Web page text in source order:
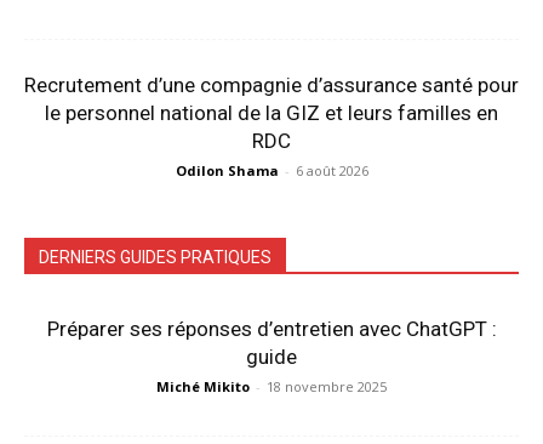
Recrutement d’une compagnie d’assurance santé pour
le personnel national de la GIZ et leurs familles en
RDC
Odilon Shama - 6 août 2026
DERNIERS GUIDES PRATIQUES
Préparer ses réponses d’entretien avec ChatGPT :
guide
Miché Mikito - 18 novembre 2025